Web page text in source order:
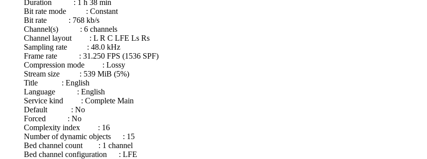
Duration : 1 h 38 min
Bit rate mode : Constant
Bit rate : 768 kb/s
Channel(s) : 6 channels
Channel layout : L R C LFE Ls Rs
Sampling rate : 48.0 kHz
Frame rate : 31.250 FPS (1536 SPF)
Compression mode : Lossy
Stream size : 539 MiB (5%)
Title : English
Language : English
Service kind : Complete Main
Default : No
Forced : No
Complexity index : 16
Number of dynamic objects : 15
Bed channel count : 1 channel
Bed channel configuration : LFE